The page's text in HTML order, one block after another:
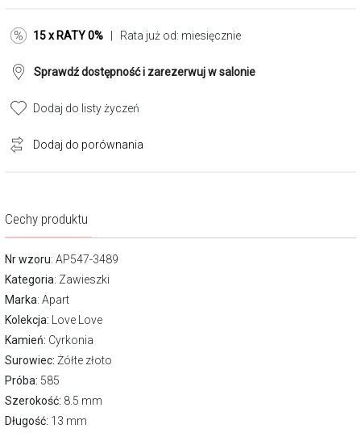
15 x RATY 0% | Rata już od: miesięcznie
Sprawdź dostępność i zarezerwuj w salonie
Dodaj do listy życzeń
Dodaj do porównania
Cechy produktu
Nr wzoru: AP547-3489
Kategoria: Zawieszki
Marka: Apart
Kolekcja:
Love Love
Kamień: Cyrkonia
Surowiec: Żółte złoto
Próba: 585
Szerokość: 8.5 mm
Długość: 13 mm